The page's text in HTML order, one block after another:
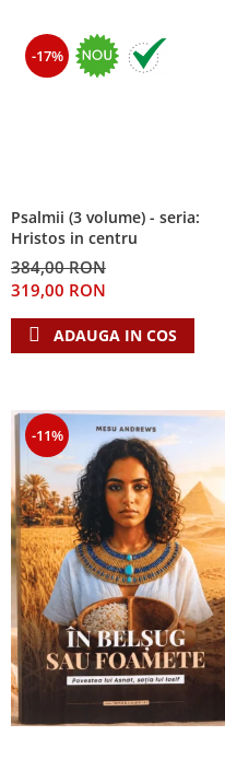
-17%
Psalmii (3 volume) - seria:
Hristos in centru
384,00 RON
319,00 RON
ADAUGA IN COS
-11%